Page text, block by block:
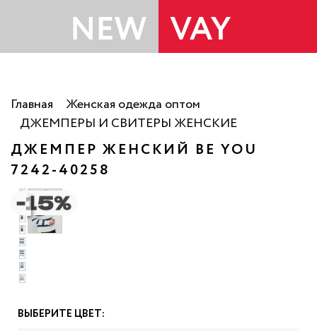
Главная
Женская одежда оптом
ДЖЕМПЕРЫ И СВИТЕРЫ ЖЕНСКИЕ
ДЖЕМПЕР ЖЕНСКИЙ BE YOU
7242-40258
ВЫБЕРИТЕ ЦВЕТ: